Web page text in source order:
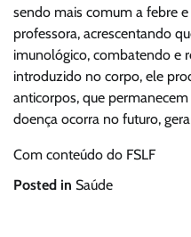
sendo mais comum a febre e
professora, acrescentando
imunológico, combatendo e
introduzido no corpo, ele
anticorpos, que
doença ocorra no futuro,
Com conteúdo do FSLF
Posted in Saúde